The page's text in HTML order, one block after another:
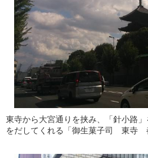
東寺から大宮通りを挟み、「針小路
をだしてくれる「御生菓子司 東寺